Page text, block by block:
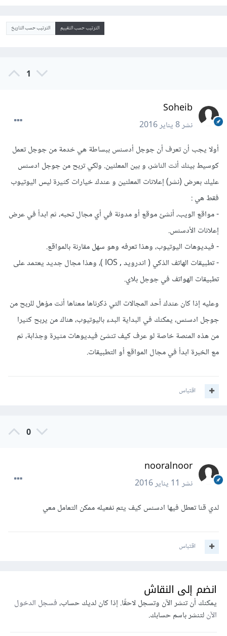
الترتيب حسب التقييم الترتيب حسب التاريخ
1
Soheib
نشر8 يناير 2016
أولا يجب أن تعرف أن جوجل أدسنس ببساطة هي خدمة من جوجل تعمل
كوسيط بينك أنت الناشر، و بين المعلنين. ولكي تربح من جوجل ادسنس
عليك بعرض (نشر) إعلانات المعلنين و عندك خيارات كثيرة ليس اليوتيوب
فقط هي :
- مواقع الويب، أنشئ موقع أو مدونة في أي مجال تحبه، ثم ابدأ في عرض
إعلانات الأدسنس.
- فيديوهات اليوتيوب، وهذا تعرفه وهو سهل مقارنة بالمواقع.
- تطبيقات الهاتف الذكي ( اندرويد , IOS )، وهذا مجال جديد يعتمد على
تطبيقات الهواتف في جوجل بلاي.
وعليه إذا كان عندك أحد المجالات التي ذكرناها معناها أنت مؤهل للربح من
جوجل ادسنس، يمكنك في البداية البدء باليوتيوب، هناك من يربح كثيرا
من هذه المنصة خاصة لو عرف كيف تنشئ فيديوهات مثيرة وجذابة، ثم
مع الخبرة ابدأ في مجال المواقع أو التطبيقات.
اقتباس
0
nooralnoor
نشر11 يناير 2016
لدي قنا تعطل فيها ادسنس كيف يتم نفعيله ممكن التعامل معي
اقتباس
انضم إلى النقاش
يمكنك أن تنشر الآن وتسجل لاحقًا. إذا كان لديك حساب،فسجل الدخول
الآنلتنشر باسم حسابك.